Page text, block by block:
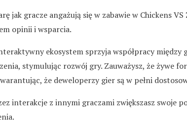
jak gracze angażują się w zabawie w Chickens
opinii i wsparcia.
ekosystem sprzyja współpracy
stymulując rozwój gry. Zauważysz, że żywe
że deweloperzy gier są w pełni
interakcje z innymi graczami zwiększasz swoje